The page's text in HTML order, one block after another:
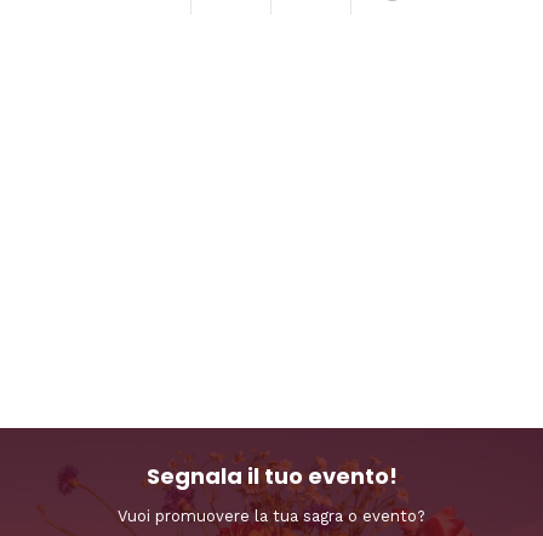
Segnala il tuo evento!
Vuoi promuovere la tua sagra o evento?